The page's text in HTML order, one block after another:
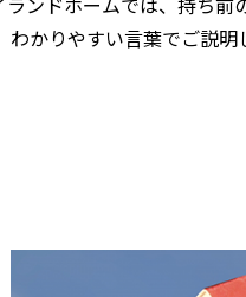
かりやすい言葉でご説明